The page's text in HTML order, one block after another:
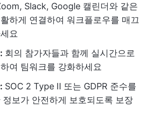
Slack, Google 캘린더와 같은
하게 연결하여 워크플로우를 매끄
요
회의 참가자들과 함께 실시간으로
여 팀워크를 강화하세요
SOC 2 Type II 또는 GDPR 준수를
정보가 안전하게 보호되도록 보장